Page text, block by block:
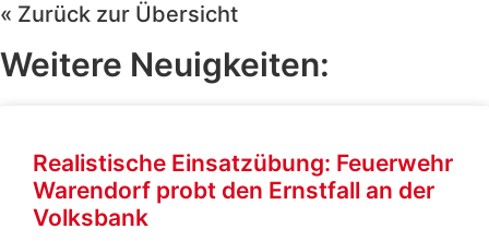
« Zurück zur Übersicht
Weitere Neuigkeiten:
Realistische Einsatzübung: Feuerwehr
Warendorf probt den Ernstfall an der
Volksbank